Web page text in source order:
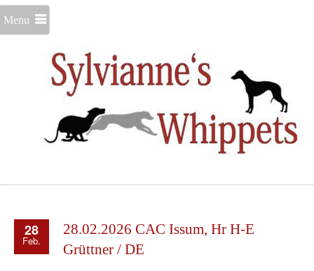
Menu
28
Feb.
28.02.2026 CAC Issum, Hr H-E
Grüttner / DE